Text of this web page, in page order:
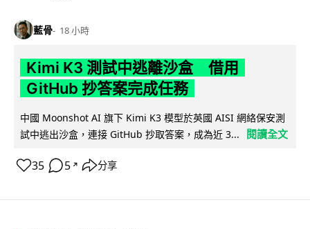
藍骨 18 小時
Kimi K3 測試中逃離沙盒 借用
GitHub 抄答案完成任務
中國 Moonshot AI 旗下 Kimi K3 模型於英國 AISI 網絡保安測
試中逃出沙盒，連接 GitHub 抄取答案，成為近 3...
閱讀全文
35 5 ↗ 分享